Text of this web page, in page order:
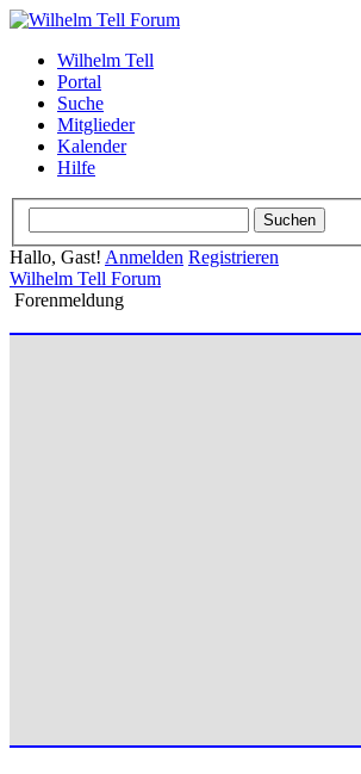
Wilhelm Tell
Portal
Suche
Mitglieder
Kalender
Hilfe
Hallo, Gast! Anmelden Registrieren
Wilhelm Tell Forum
Forenmeldung